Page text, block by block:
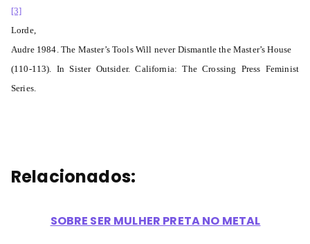
[3]
Lorde,
Audre 1984. The Master’s Tools Will never Dismantle the Master’s House
(110-113). In Sister Outsider. California: The Crossing Press Feminist
Series.
Relacionados:
SOBRE SER MULHER PRETA NO METAL